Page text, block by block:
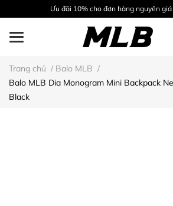
Ưu đãi 10% cho đơn hàng nguyên
Trang chủ / Balo MLB /
Balo MLB Dia Monogram Mini Backpack
Black